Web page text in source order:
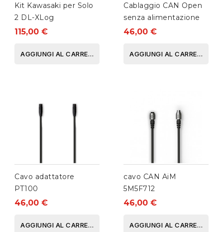
Kit Kawasaki per Solo
2 DL-XLog
115,00 €
AGGIUNGI AL CARRELLO
Cablaggio CAN Open
senza alimentazione
46,00 €
AGGIUNGI AL CARRELLO
Cavo adattatore
PT100
46,00 €
AGGIUNGI AL CARRELLO
cavo CAN AiM
5M5F712
46,00 €
AGGIUNGI AL CARRELLO